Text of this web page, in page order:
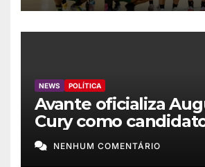
NEWS POLÍTICA
Avante oficializa
Cury como
Presidência
NENHUM COMENTÁRIO